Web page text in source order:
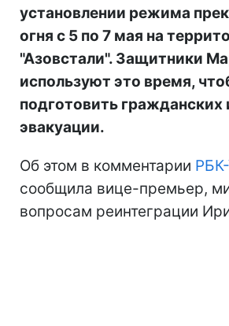
установлении режима
огня с 5 по 7 мая на
"Азовстали". Защитники
используют это время,
подготовить гражданских
эвакуации.
Об этом в комментарии
сообщила вице-премьер,
вопросам реинтеграции